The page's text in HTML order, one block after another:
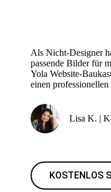
Als Nicht-Designer
passende Bilder für
Yola Website-
einen
Lisa K. |
KOSTENLOS